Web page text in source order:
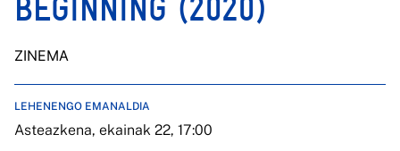
BEGINNING (2020)
ZINEMA
LEHENENGO EMANALDIA
Asteazkena, ekainak 22, 17:00